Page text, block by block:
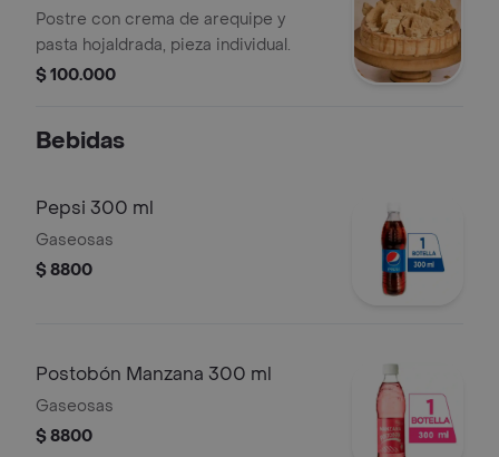
Postre con crema de arequipe y
pasta hojaldrada, pieza individual.
$ 100.000
Bebidas
Pepsi 300 ml
Gaseosas
$ 8800
Postobón Manzana 300 ml
Gaseosas
$ 8800